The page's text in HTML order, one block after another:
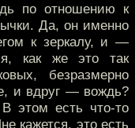
по отношению к
Да, он именно
к зеркалу, и —
как же это так
безразмерно
и вдруг — вождь?
этом есть что-то
кажется, это есть